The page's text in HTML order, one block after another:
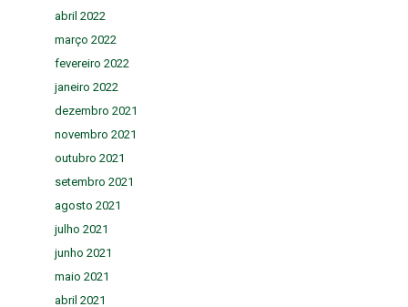
abril 2022
março 2022
fevereiro 2022
janeiro 2022
dezembro 2021
novembro 2021
outubro 2021
setembro 2021
agosto 2021
julho 2021
junho 2021
maio 2021
abril 2021